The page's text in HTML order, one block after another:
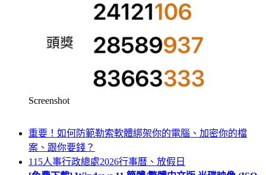
Screenshot
重要！如何防範勒索軟體綁架你的電腦、加密你的檔
案、跟你要錢？
115人事行政總處2026行事曆、放假日